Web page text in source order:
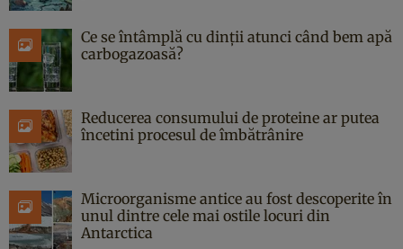
Ce se întâmplă cu dinții atunci când bem apă
carbogazoasă?
Reducerea consumului de proteine ar putea
încetini procesul de îmbătrânire
Microorganisme antice au fost descoperite în
unul dintre cele mai ostile locuri din
Antarctica